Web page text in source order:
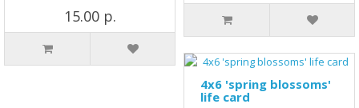
15.00 р.
4x6 'spring blossoms'
life card